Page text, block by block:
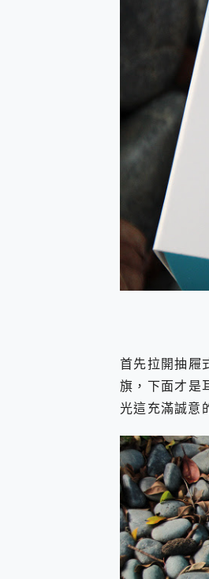
首先拉開抽屜
旗，下面才是
光這充滿誠意